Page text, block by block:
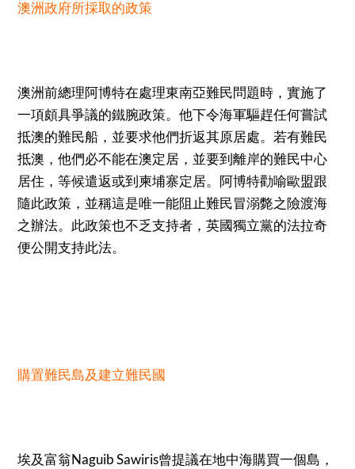
澳洲政府所採取的政策
澳洲前總理阿博特在處理東南亞難民問題時，實施了
一項頗具爭議的鐵腕政策。他下令海軍驅趕任何嘗試
抵澳的難民船，並要求他們折返其原居處。若有難民
抵澳，他們必不能在澳定居，並要到離岸的難民中心
居住，等候遣返或到柬埔寨定居。阿博特勸喻歐盟跟
隨此政策，並稱這是唯一能阻止難民冒溺斃之險渡海
之辦法。此政策也不乏支持者，英國獨立黨的法拉奇
便公開支持此法。
購置難民島及建立難民國
埃及富翁Naguib Sawiris曾提議在地中海購買一個島，